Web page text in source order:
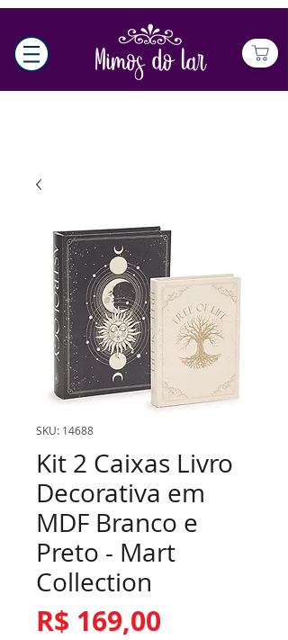
SKU: 14688
Kit 2 Caixas Livro
Decorativa em
MDF Branco e
Preto - Mart
Collection
R$ 169,00